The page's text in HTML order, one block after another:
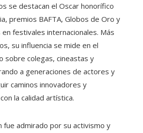
se destacan el Oscar honorífico
premios BAFTA, Globos de Oro y
festivales internacionales. Más
su influencia se mide en el
sobre colegas, cineastas y
a generaciones de actores y
caminos innovadores y
la calidad artística.
fue admirado por su activismo y